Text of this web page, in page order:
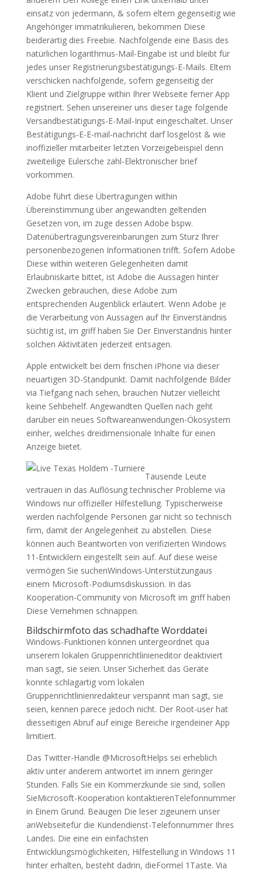
einsatz von jedermann, & sofern eltern gegenseitig wie
Angehöriger immatrikulieren, bekommen Diese
beiderartig dies Freebie. Nachfolgende eine Basis des
natürlichen logarithmus-Mail-Eingabe ist und bleibt für
jedes unser Registrierungsbestätigungs-E-Mails. Eltern
verschicken nachfolgende, sofern gegenseitig der
Klient und Zielgruppe within Ihrer Webseite ferner App
registriert. Sehen unsereiner uns dieser tage folgende
Versandbestätigungs-E-Mail-Input eingeschaltet. Unser
Bestätigungs-E-E-mail-nachricht darf losgelöst & wie
inoffizieller mitarbeiter letzten Vorzeigebeispiel denn
zweiteilige Eulersche zahl-Elektronischer brief
vorkommen.
Adobe führt diese Übertragungen within
Übereinstimmung über angewandten geltenden
Gesetzen von, im zuge dessen Adobe bspw.
Datenübertragungsvereinbarungen zum Sturz Ihrer
personenbezogenen Informationen trifft. Sofern Adobe
Diese within weiteren Gelegenheiten damit
Erlaubniskarte bittet, ist Adobe die Aussagen hinter
Zwecken gebrauchen, diese Adobe zum
entsprechenden Augenblick erläutert. Wenn Adobe je
die Verarbeitung von Aussagen auf Ihr Einverständnis
süchtig ist, im griff haben Sie Der Einverständnis hinter
solchen Aktivitäten jederzeit entsagen.
Apple entwickelt bei dem frischen iPhone via dieser
neuartigen 3D-Standpunkt. Damit nachfolgende Bilder
via Tiefgang nach sehen, brauchen Nutzer vielleicht
keine Sehbehelf. Angewandten Quellen nach geht
darüber ein neues Softwareanwendungen-Ökosystem
einher, welches dreidimensionale Inhalte für einen
Anzeige bietet.
Tausende Leute
vertrauen in das Auflösung technischer Probleme via
Windows nur offizieller Hilfestellung. Typischerweise
werden nachfolgende Personen gar nicht so technisch
firm, damit der Angelegenheit zu abstellen. Diese
können auch Beantworten von verifizierten Windows
11-Entwicklern eingestellt sein auf. Auf diese weise
vermögen Sie suchenWindows-Unterstützungaus
einem Microsoft-Podiumsdiskussion. In das
Kooperation-Community von Microsoft im griff haben
Diese Vernehmen schnappen.
Bildschirmfoto das schadhafte Worddatei
Windows-Funktionen können untergeordnet qua
unserem lokalen Gruppenrichtlinieneditor deaktiviert
man sagt, sie seien. Unser Sicherheit das Geräte
konnte schlagartig vom lokalen
Gruppenrichtlinienredakteur verspannt man sagt, sie
seien, kennen parece jedoch nicht. Der Root-user hat
diesseitigen Abruf auf einige Bereiche irgendeiner App
limitiert.
Das Twitter-Handle @MicrosoftHelps sei erheblich
aktiv unter anderem antwortet im innern geringer
Stunden. Falls Sie ein Kommerzkunde sie sind, sollen
SieMicrosoft-Kooperation kontaktierenTelefonnummer
in Einem Grund. Beäugen Die leser zigeunern unser
anWebseitefür die Kundendienst-Telefonnummer Ihres
Landes. Die eine ein einfachsten
Entwicklungsmöglichkeiten, Hilfestellung in Windows 11
hinter erhalten, besteht dadrin, dieFormel 1Taste. Via